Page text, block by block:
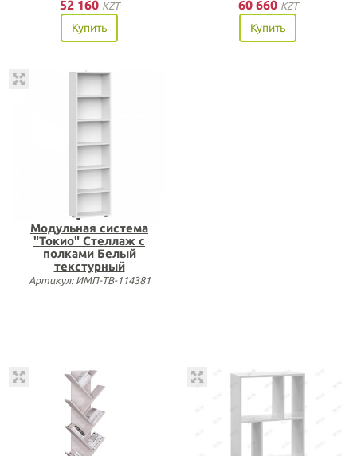
52 160 KZT
Купить
60 660 KZT
Купить
Модульная система
"Токио" Стеллаж с
полками Белый
текстурный
Артикул: ИМП-ТВ-114381